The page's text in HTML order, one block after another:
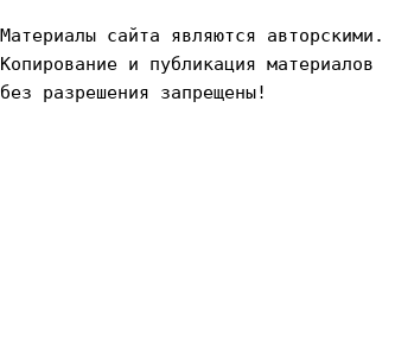
Материалы сайта являются авторскими.
Копирование и публикация материалов
без разрешения запрещены!